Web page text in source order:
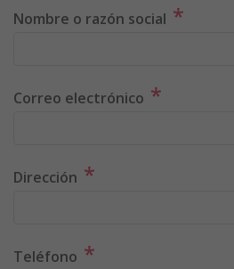
Nombre o razón social *
Correo electrónico *
Dirección *
Teléfono *